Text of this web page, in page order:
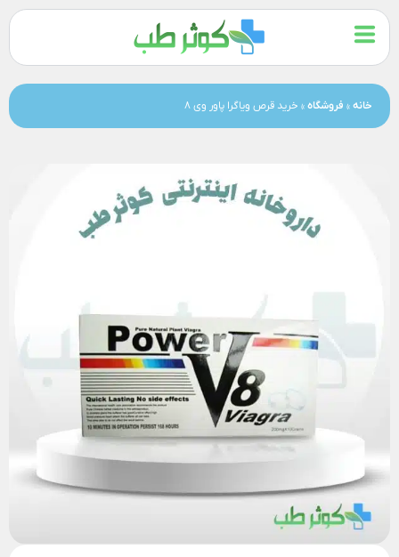
خانه» فروشگاه» خرید قرص ویاگرا پاور وی 8